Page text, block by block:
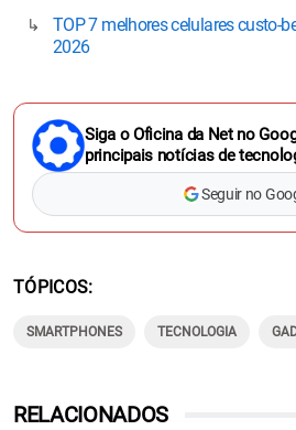
TOP 7 melhores celulares custo-
2026
Siga o Oficina da Net no
principais notícias de
Seguir no
TÓPICOS
SMARTPHONES TECNOLOGIA
RELACIONADOS